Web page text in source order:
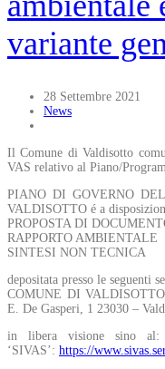
variante
28 Settembre 2021
News
Il Comune di Valdisotto
VAS relativo al Piano/
PIANO DI GOVERNO
VALDISOTTO é a
PROPOSTA DI
RAPPORTO AMBIENTALE
SINTESI NON TECNICA
depositata presso le seguenti
COMUNE DI
E. De Gasperi, 1 23030 –
in libera visione sino al:
‘SIVAS’: https://